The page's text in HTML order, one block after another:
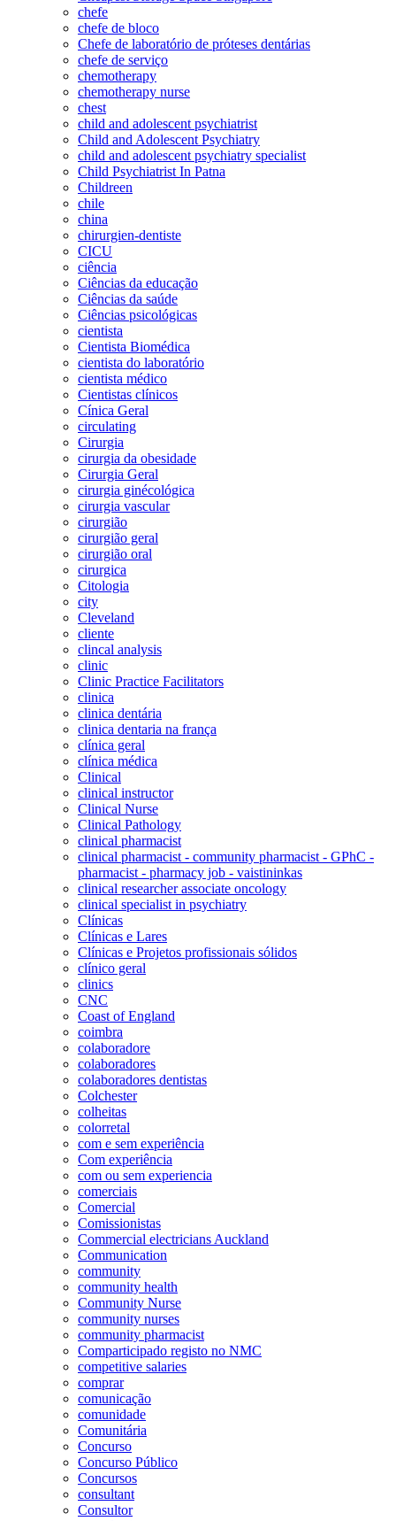
chefe
chefe de bloco
Chefe de laboratório de próteses dentárias
chefe de serviço
chemotherapy
chemotherapy nurse
chest
child and adolescent psychiatrist
Child and Adolescent Psychiatry
child and adolescent psychiatry specialist
Child Psychiatrist In Patna
Childreen
chile
china
chirurgien-dentiste
CICU
ciência
Ciências da educação
Ciências da saúde
Ciências psicológicas
cientista
Cientista Biomédica
cientista do laboratório
cientista médico
Cientistas clínicos
Cínica Geral
circulating
Cirurgia
cirurgia da obesidade
Cirurgia Geral
cirurgia ginécológica
cirurgia vascular
cirurgião
cirurgião geral
cirurgião oral
cirurgica
Citologia
city
Cleveland
cliente
clincal analysis
clinic
Clinic Practice Facilitators
clinica
clinica dentária
clinica dentaria na frança
clínica geral
clínica médica
Clinical
clinical instructor
Clinical Nurse
Clinical Pathology
clinical pharmacist
clinical pharmacist - community pharmacist - GPhC -
pharmacist - pharmacy job - vaistininkas
clinical researcher associate oncology
clinical specialist in psychiatry
Clínicas
Clínicas e Lares
Clínicas e Projetos profissionais sólidos
clínico geral
clinics
CNC
Coast of England
coimbra
colaboradore
colaboradores
colaboradores dentistas
Colchester
colheitas
colorretal
com e sem experiência
Com experiência
com ou sem experiencia
comerciais
Comercial
Comissionistas
Commercial electricians Auckland
Communication
community
community health
Community Nurse
community nurses
community pharmacist
Comparticipado registo no NMC
competitive salaries
comprar
comunicação
comunidade
Comunitária
Concurso
Concurso Público
Concursos
consultant
Consultor